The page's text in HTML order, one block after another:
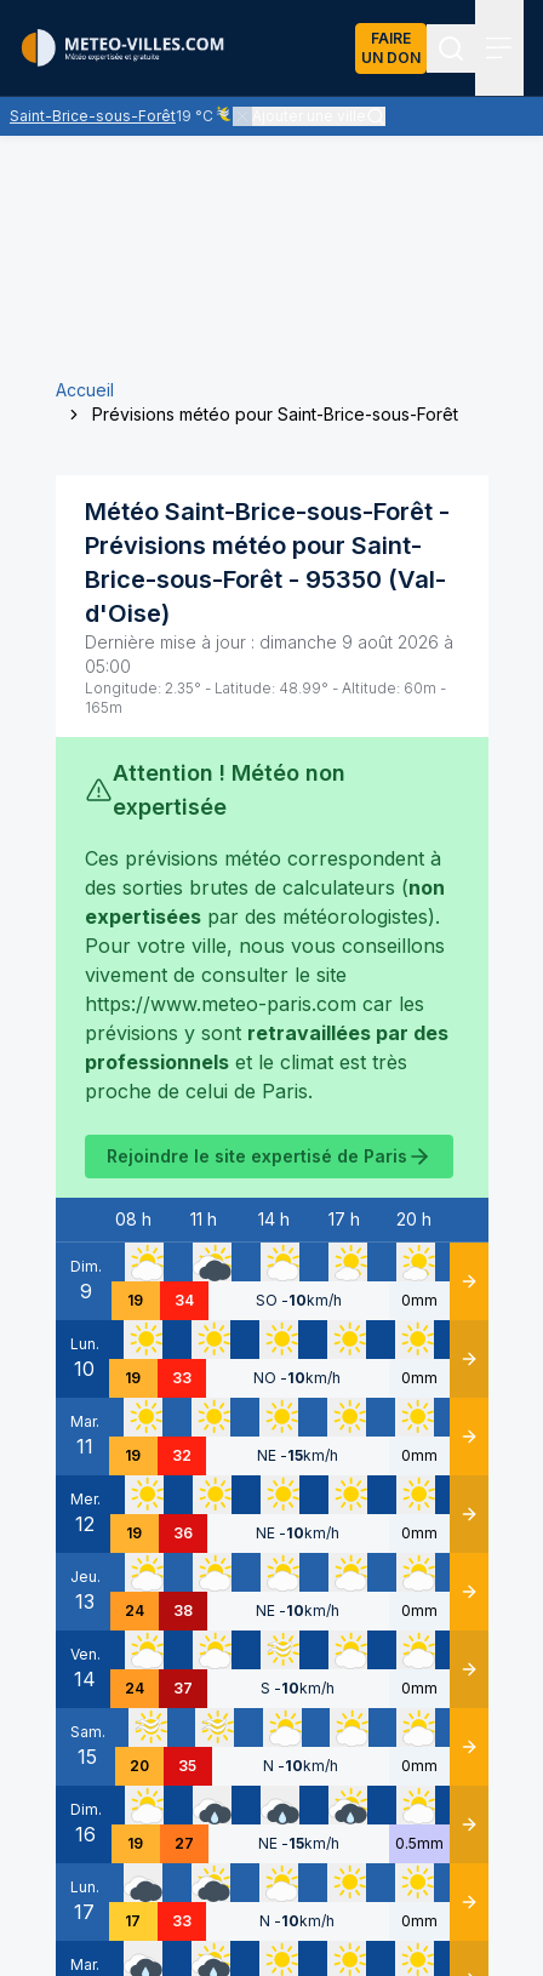
FAIRE
UN DON
Saint-Brice-sous-Forêt19 °C
Ciel voilé par des nuages d'altitude,
Accueil
Prévisions météo pour Saint-Brice-sous-Forêt
Météo Saint-Brice-sous-Forêt-
Prévisions météo pour Saint-
Brice-sous-Forêt- 95350 (Val-
d'Oise)
Dernière mise à jour : dimanche 9 août 2026 à
05:00
Longitude: 2.35° - Latitude: 48.99° - Altitude: 60m -
165m
Attention ! Météo non
expertisée
Ces prévisions météo correspondent à
des sorties brutes de calculateurs (non
expertiséespar des météorologistes).
Pour votre ville, nous vous conseillons
vivement de consulter le site
https://www.meteo-paris.com car les
prévisions y sont retravaillées par des
professionnelset le climat est très
proche de celui de Paris.
Rejoindre le site expertisé de Paris
Date
08 h 11 h 14 h 17 h 20 h
Dim.
9 19 34 SO -10km/h 0mm Détails
Lun.
10 19 33 NO -10km/h 0mm Détails
Mar.
11 19 32 NE -15km/h 0mm Détails
Mer.
12 19 36 NE -10km/h 0mm Détails
Jeu.
13 24 38 NE -10km/h 0mm Détails
Ven.
14 24 37 S -10km/h 0mm Détails
Sam.
15 20 35 N -10km/h 0mm Détails
Dim.
16 19 27 NE -15km/h 0.5mm Détails
Lun.
17 17 33 N -10km/h 0mm Détails
Mar.